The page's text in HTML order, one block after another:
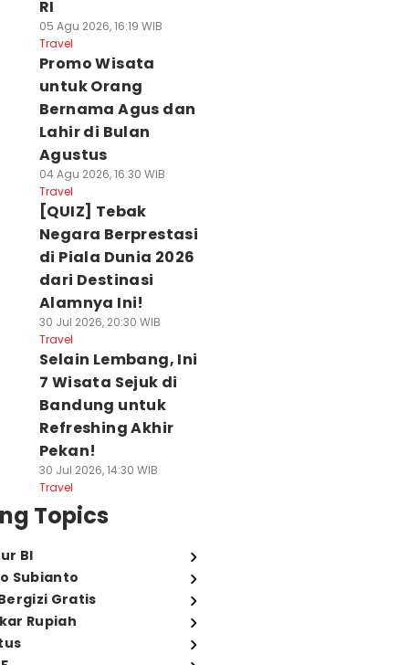
RI
05 Agu 2026, 16:19 WIB
Travel
Promo Wisata
untuk Orang
Bernama Agus dan
Lahir di Bulan
Agustus
04 Agu 2026, 16:30 WIB
Travel
[QUIZ] Tebak
Negara Berprestasi
di Piala Dunia 2026
dari Destinasi
Alamnya Ini!
30 Jul 2026, 20:30 WIB
Travel
Selain Lembang, Ini
7 Wisata Sejuk di
Bandung untuk
Refreshing Akhir
Pekan!
30 Jul 2026, 14:30 WIB
Travel
Topics
BI
Subianto
Gratis
Rupiah